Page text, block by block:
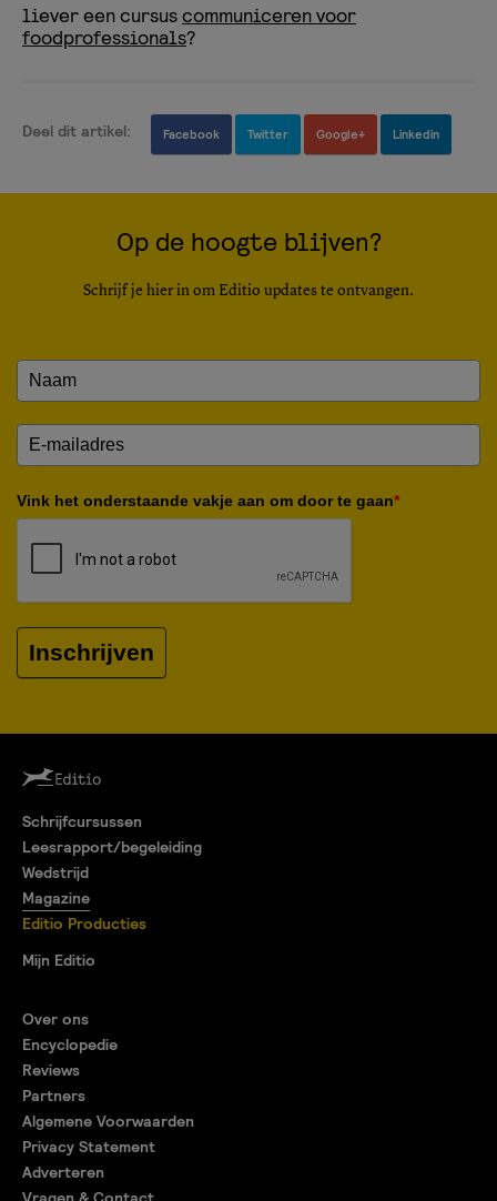
liever een cursuscommuniceren voor
foodprofessionals?
Deel dit artikel: Facebook Twitter Google+ Linkedin
Op de hoogte blijven?
Schrijf je hier in om Editio updates te ontvangen.
Vink het onderstaande vakje aan om door te gaan*
Inschrijven
Schrijfcursussen
Leesrapport/begeleiding
Wedstrijd
Magazine
Editio Producties
Mijn Editio
Over ons
Encyclopedie
Reviews
Partners
Algemene Voorwaarden
Privacy Statement
Adverteren